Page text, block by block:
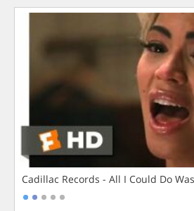
Cadillac Records - All I Could Do